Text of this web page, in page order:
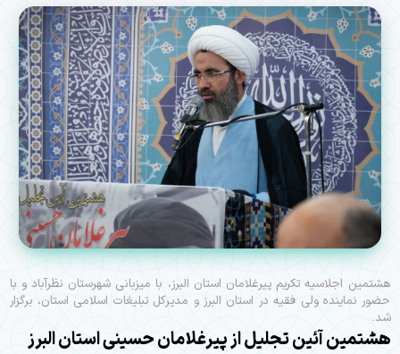
هشتمین اجلاسیه تکریم پیرغلامان استان البرز، با میزبانی شهرستان نظرآباد و با
حضور نماینده ولی فقیه در استان البرز و مدیرکل تبلیغات اسلامی استان، برگزار
شد.
هشتمین آئین تجلیل از پیرغلامان حسینی استان البرز